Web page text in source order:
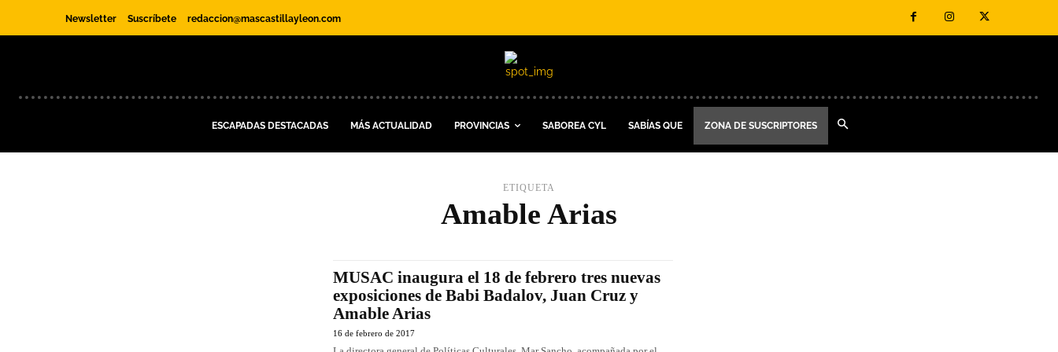
Newsletter Suscríbete redaccion@mascastillayleon.com
ESCAPADAS DESTACADAS MÁS ACTUALIDAD PROVINCIAS SABOREA CYL SABÍAS QUE ZONA DE SUSCRIPTORES
ETIQUETA
Amable Arias
MUSAC inaugura el 18 de febrero tres nuevas
exposiciones de Babi Badalov, Juan Cruz y
Amable Arias
16 de febrero de 2017